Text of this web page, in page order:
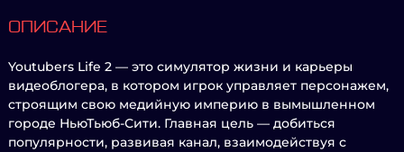
ОПИСАНИЕ
Youtubers Life 2 — это симулятор жизни и карьеры
видеоблогера, в котором игрок управляет персонажем,
строящим свою медийную империю в вымышленном
городе НьюТьюб-Сити. Главная цель — добиться
популярности, развивая канал, взаимодействуя с